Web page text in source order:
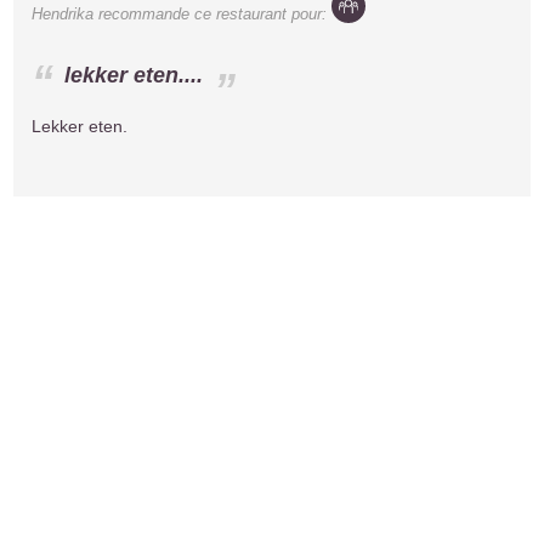
Hendrika recommande ce restaurant pour:
lekker eten....
Lekker eten.